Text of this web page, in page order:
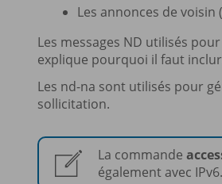
Les annonces de voisin (
Les messages ND utilisés
explique pourquoi il faut
Les nd-na sont utilisés pour
sollicitation.
La commande
également avec IPv6.